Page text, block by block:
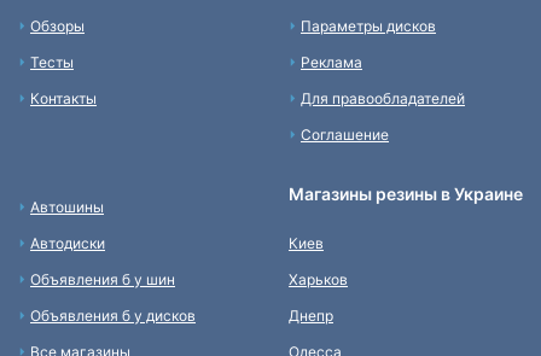
Обзоры
Тесты
Контакты
Параметры дисков
Реклама
Для правообладателей
Соглашение
Автошины
Автодиски
Объявления б у шин
Объявления б у дисков
Все магазины
Магазины резины в Украине
Киев
Харьков
Днепр
Одесса